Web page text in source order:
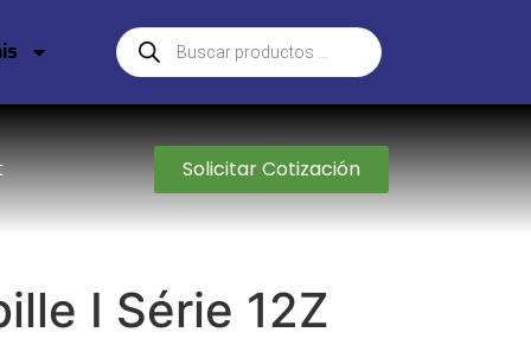
Solicitar Cotización
I Série 12Z